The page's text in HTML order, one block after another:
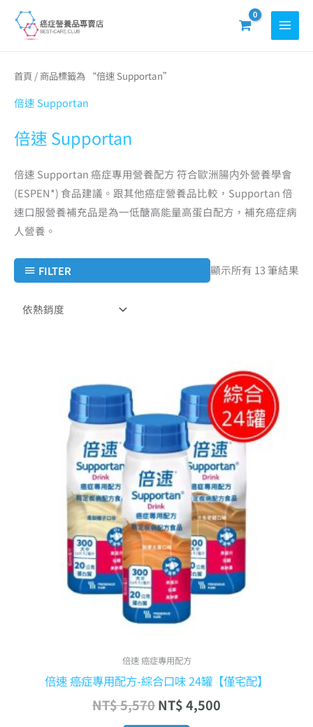
首頁 / 商品標籤為 “倍速 Supportan”
倍速 Supportan
倍速 Supportan
倍速 Supportan 癌症專用營養配方 符合歐洲腸内外營養學會
(ESPEN*) 食品建議。跟其他癌症營養品比較，Supportan 倍
速口服營養補充品是為一低醣高能量高蛋白配方，補充癌症病
人營養。
FILTER 顯示所有 13 筆結果
倍速 癌症專用配方
倍速 癌症專用配方-綜合口味 24罐【僅宅配】
NT$5,570
格：
NT$ 5,570。
NT$4,500
目
前
價
格：
NT$ 4,500。